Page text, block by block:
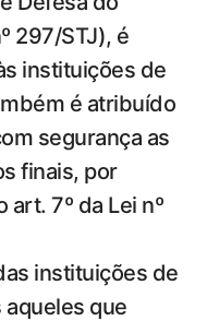
297/STJ), é
instituições de
é atribuído
segurança as
finais, por
7º da Lei nº
instituições de
que